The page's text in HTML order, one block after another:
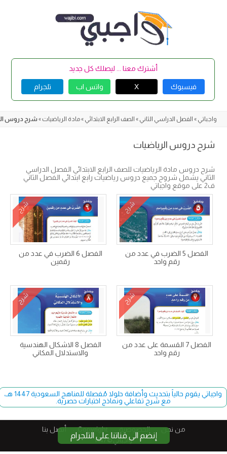
أشترك معنا ... ليصلك كل جديد
فيسبوك X واتس اب تلجرام
إنضم الى قناتنا على التلجرام
واجباتي » الفصل الدراسي الثاني » الصف الرابع الابتدائي »مادة الرياضيات » شرح دروس
شرح دروس الرياضيات
شرح دروس مادة الرياضيات للصف الرابع الابتدائي الفصل الدراسي
الثاني يشمل شروح جميع دروس رياضيات رابع ابتدائي الفصل الثاني
ف2 على موقع واجباتي
شرح
الفصل 5 الضرب في عدد من
رقم واحد
شرح
الفصل 6 الضرب في عدد من
رقمين
شرح
الفصل 7 القسمة على عدد من
رقم واحد
شرح
الفصل 8 الاشكال الهندسية
والاستدلال المكاني
واجباتي يقوم حالياً بتحديث وأضافة حلولا مُفصلة للمناهج السعودية 1447 هـ،
مع شرح تفاعلي ونماذج اختبارات حصرية.
من نحن الخصوصية Copyright​ أتصل بنا
واجباتي © 1447